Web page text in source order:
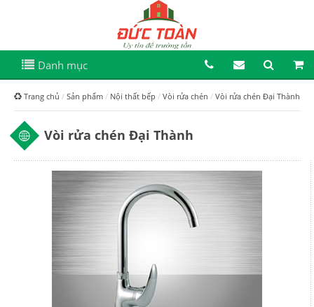
Danh mục
Trang chủ Sản phẩm Nội thất bếp Vòi rửa chén Vòi rửa chén Đại Thành
Vòi rửa chén Đại Thành